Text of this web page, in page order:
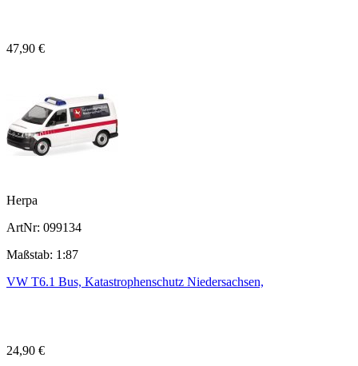
47,90 €
Herpa
ArtNr: 099134
Maßstab: 1:87
VW T6.1 Bus, Katastrophenschutz Niedersachsen,
24,90 €